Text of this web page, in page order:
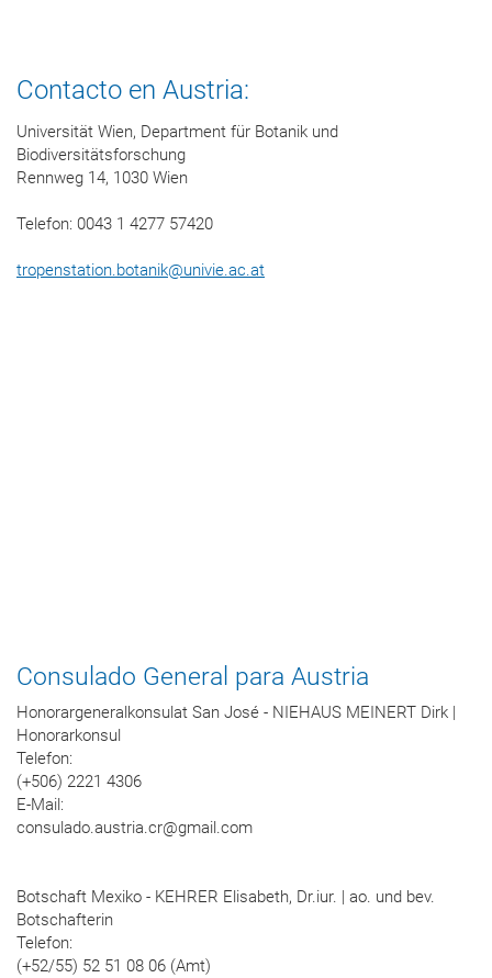
Contacto en Austria:
Universität Wien, Department für Botanik und
Biodiversitätsforschung
Rennweg 14, 1030 Wien
Telefon: 0043 1 4277 57420
tropenstation.botanik@univie.ac.at
Consulado General para Austria
Honorargeneralkonsulat San José - NIEHAUS MEINERT Dirk |
Honorarkonsul
Telefon:
(+506) 2221 4306
E-Mail:
consulado.austria.cr@gmail.com
Botschaft Mexiko - KEHRER Elisabeth, Dr.iur. | ao. und bev.
Botschafterin
Telefon:
(+52/55) 52 51 08 06 (Amt)